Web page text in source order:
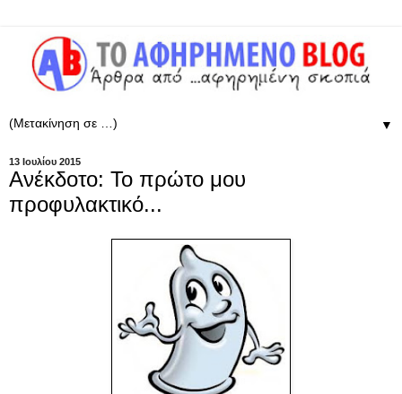
▼
13 Ιουλίου 2015
Ανέκδοτο: Το πρώτο μου
προφυλακτικό...